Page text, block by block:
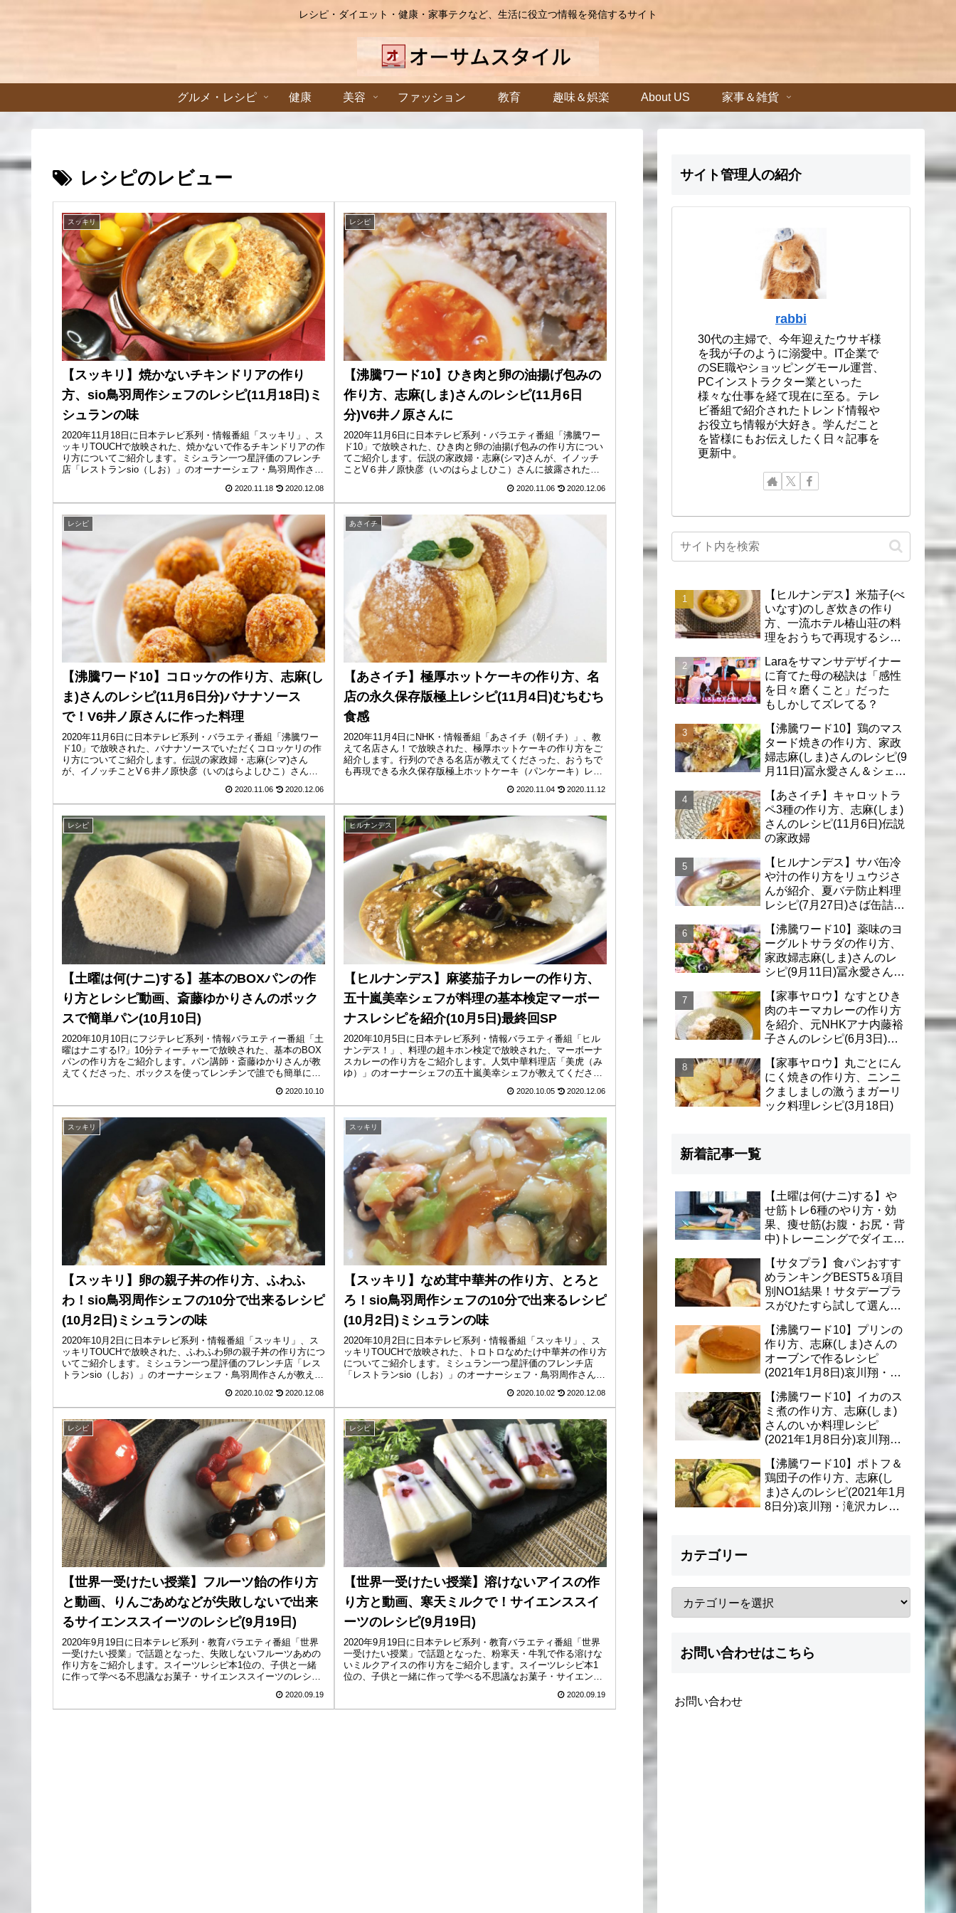
レシピ・ダイエット・健康・家事テクなど、生活に役立つ情報を発信するサイト
グルメ・レシピ 健康 美容 ファッション 教育 趣味＆娯楽 About US 家事＆雑貨
レシピのレビュー
スッキリ
【スッキリ】焼かないチキンドリアの作り
方、sio鳥羽周作シェフのレシピ(11月18日)ミ
シュランの味
2020年11月18日に日本テレビ系列・情報番組「スッキリ」、ス
ッキリTOUCHで放映された、焼かないで作るチキンドリアの作
り方についてご紹介します。ミシュラン一つ星評価のフレンチ
店「レストランsio（しお）」のオーナーシェフ・鳥羽周作さ
2020.11.18 2020.12.08
レシピ
【沸騰ワード10】ひき肉と卵の油揚げ包みの
作り方、志麻(しま)さんのレシピ(11月6日
分)V6井ノ原さんに
2020年11月6日に日本テレビ系列・バラエティ番組「沸騰ワー
ド10」で放映された、ひき肉と卵の油揚げ包みの作り方につい
てご紹介します。伝説の家政婦・志麻(シマ)さんが、イノッチ
ことV６井ノ原快彦（いのはらよしひこ）さんに披露されたレ
2020.11.06 2020.12.06
レシピ
【沸騰ワード10】コロッケの作り方、志麻(し
ま)さんのレシピ(11月6日分)バナナソース
で！V6井ノ原さんに作った料理
2020年11月6日に日本テレビ系列・バラエティ番組「沸騰ワー
ド10」で放映された、バナナソースでいただくコロッケリの作
り方についてご紹介します。伝説の家政婦・志麻(シマ)さん
が、イノッチことV６井ノ原快彦（いのはらよしひこ）さんに
2020.11.06 2020.12.06
あさイチ
【あさイチ】極厚ホットケーキの作り方、名
店の永久保存版極上レシピ(11月4日)むちむち
食感
2020年11月4日にNHK・情報番組「あさイチ（朝イチ）」、教
えて名店さん！で放映された、極厚ホットケーキの作り方をご
紹介します。行列のできる名店が教えてくださった、おうちで
も再現できる永久保存版極上ホットケーキ（パンケーキ）レシ
2020.11.04 2020.11.12
レシピ
【土曜は何(ナニ)する】基本のBOXパンの作
り方とレシピ動画、斎藤ゆかりさんのボック
スで簡単パン(10月10日)
2020年10月10日にフジテレビ系列・情報バラエティー番組「土
曜はナニする!?」10分ティーチャーで放映された、基本のBOX
パンの作り方をご紹介します。パン講師・斎藤ゆかりさんが教
えてくださった、ボックスを使ってレンチンで誰でも簡単にパ
2020.10.10
ヒルナンデス
【ヒルナンデス】麻婆茄子カレーの作り方、
五十嵐美幸シェフが料理の基本検定マーボー
ナスレシピを紹介(10月5日)最終回SP
2020年10月5日に日本テレビ系列・情報バラエティ番組「ヒル
ナンデス！」、料理の超キホン検定で放映された、マーボーナ
スカレーの作り方をご紹介します。人気中華料理店「美虎（み
ゆ）」のオーナーシェフの五十嵐美幸シェフが教えてくださっ
2020.10.05 2020.12.06
スッキリ
【スッキリ】卵の親子丼の作り方、ふわふ
わ！sio鳥羽周作シェフの10分で出来るレシピ
(10月2日)ミシュランの味
2020年10月2日に日本テレビ系列・情報番組「スッキリ」、ス
ッキリTOUCHで放映された、ふわふわ卵の親子丼の作り方につ
いてご紹介します。ミシュラン一つ星評価のフレンチ店「レス
トランsio（しお）」のオーナーシェフ・鳥羽周作さんが教えて
2020.10.02 2020.12.08
スッキリ
【スッキリ】なめ茸中華丼の作り方、とろと
ろ！sio鳥羽周作シェフの10分で出来るレシピ
(10月2日)ミシュランの味
2020年10月2日に日本テレビ系列・情報番組「スッキリ」、ス
ッキリTOUCHで放映された、トロトロなめたけ中華丼の作り方
についてご紹介します。ミシュラン一つ星評価のフレンチ店
「レストランsio（しお）」のオーナーシェフ・鳥羽周作さんが
2020.10.02 2020.12.08
レシピ
【世界一受けたい授業】フルーツ飴の作り方
と動画、りんごあめなどが失敗しないで出来
るサイエンススイーツのレシピ(9月19日)
2020年9月19日に日本テレビ系列・教育バラエティ番組「世界
一受けたい授業」で話題となった、失敗しないフルーツあめの
作り方をご紹介します。スイーツレシピ本1位の、子供と一緒
に作って学べる不思議なお菓子・サイエンススイーツのレシピ
2020.09.19
レシピ
【世界一受けたい授業】溶けないアイスの作
り方と動画、寒天ミルクで！サイエンススイ
ーツのレシピ(9月19日)
2020年9月19日に日本テレビ系列・教育バラエティ番組「世界
一受けたい授業」で話題となった、粉寒天・牛乳で作る溶けな
いミルクアイスの作り方をご紹介します。スイーツレシピ本1
位の、子供と一緒に作って学べる不思議なお菓子・サイエンス
2020.09.19
サイト管理人の紹介
rabbi
30代の主婦で、今年迎えたウサギ様
を我が子のように溺愛中。IT企業で
のSE職やショッピングモール運営、
PCインストラクター業といった
様々な仕事を経て現在に至る。テレ
ビ番組で紹介されたトレンド情報や
お役立ち情報が大好き。学んだこと
を皆様にもお伝えしたく日々記事を
更新中。
【ヒルナンデス】米茄子(べ
いなす)のしぎ炊きの作り
方、一流ホテル椿山荘の料
理をおうちで再現するシェ
Laraをサマンサデザイナー
に育てた母の秘訣は「感性
を日々磨くこと」だった
もしかしてズレてる？
【沸騰ワード10】鶏のマス
タード焼きの作り方、家政
婦志麻(しま)さんのレシピ(9
月11日)冨永愛さん＆シェリ
【あさイチ】キャロットラ
ペ3種の作り方、志麻(しま)
さんのレシピ(11月6日)伝説
の家政婦
【ヒルナンデス】サバ缶冷
や汁の作り方をリュウジさ
んが紹介、夏バテ防止料理
レシピ(7月27日)さば缶詰で
【沸騰ワード10】薬味のヨ
ーグルトサラダの作り方、
家政婦志麻(しま)さんのレ
シピ(9月11日)冨永愛さん＆
【家事ヤロウ】なすとひき
肉のキーマカレーの作り方
を紹介、元NHKアナ内藤裕
子さんのレシピ(6月3日)リ
【家事ヤロウ】丸ごとにん
にく焼きの作り方、ニンニ
クましましの激うまガーリ
ック料理レシピ(3月18日)
新着記事一覧
【土曜は何(ナニ)する】や
せ筋トレ6種のやり方・効
果、痩せ筋(お腹・お尻・背
中)トレーニングでダイエッ
【サタプラ】食パンおすす
めランキングBEST5＆項目
別NO1結果！サタデープラ
スがひたすら試して選んだ
【沸騰ワード10】プリンの
作り方、志麻(しま)さんの
オーブンで作るレシピ
(2021年1月8日)哀川翔・滝
理
【沸騰ワード10】イカのス
ミ煮の作り方、志麻(しま)
さんのいか料理レシピ
(2021年1月8日分)哀川翔・
【沸騰ワード10】ポトフ＆
鶏団子の作り方、志麻(し
ま)さんのレシピ(2021年1月
8日分)哀川翔・滝沢カレ
カテゴリー
お問い合わせはこちら
お問い合わせ